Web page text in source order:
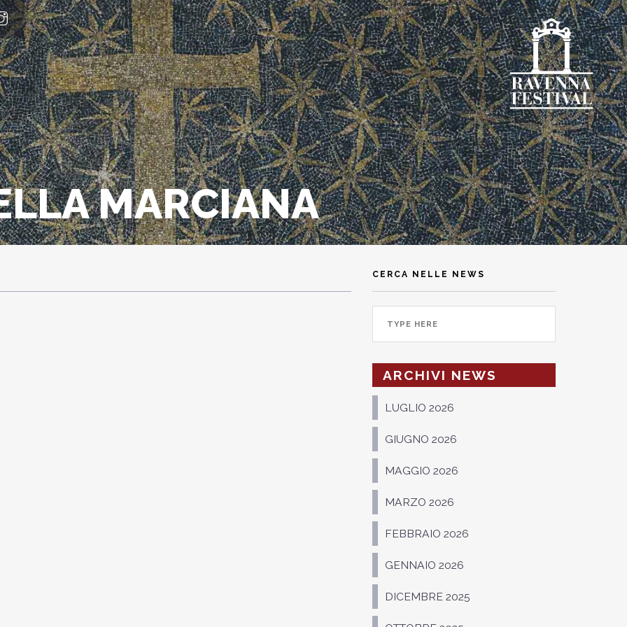
MARCIANA
CERCA NELLE NEWS
ARCHIVI NEWS
LUGLIO 2026
GIUGNO 2026
MAGGIO 2026
MARZO 2026
FEBBRAIO 2026
GENNAIO 2026
DICEMBRE 2025